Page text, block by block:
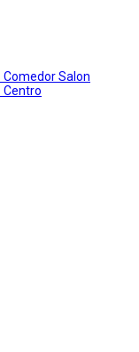
Comedor Salon
Centro